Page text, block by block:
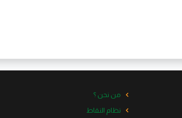
من نحن ؟
نظام النقاط